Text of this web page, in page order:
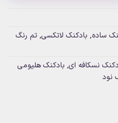
ساده, بادکنک لاتکسی, تم رنگ
نسکافه ای, بادکنک هلیومی
نود